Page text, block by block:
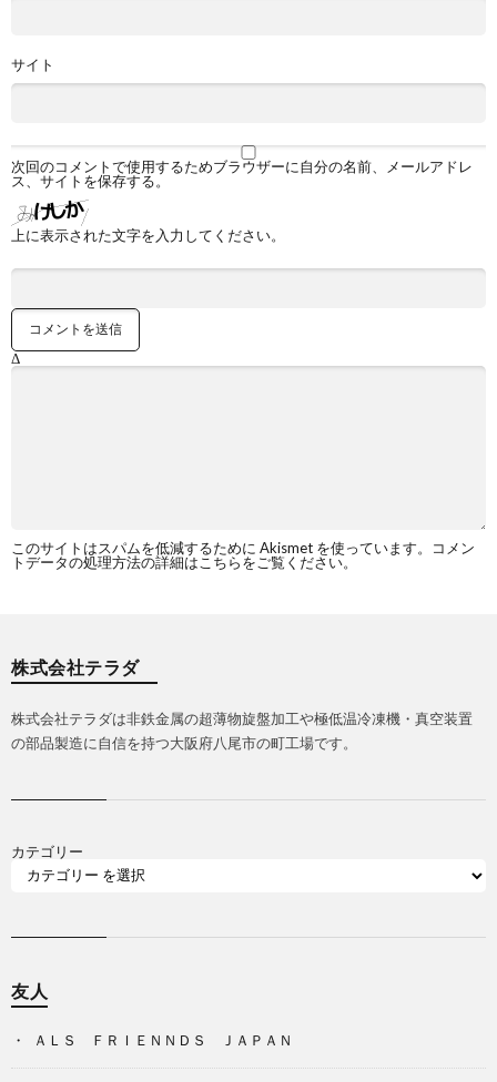
サイト
次回のコメントで使用するためブラウザーに自分の名前、メールアドレ
ス、サイトを保存する。
上に表示された文字を入力してください。
Δ
このサイトはスパムを低減するために Akismet を使っています。
コメン
トデータの処理方法の詳細はこちらをご覧ください。
株式会社テラダ
株式会社テラダは非鉄金属の超薄物旋盤加工や極低温冷凍機・真空装置
の部品製造に自信を持つ大阪府八尾市の町工場です。
カテゴリー
友人
ＡＬＳ ＦＲＩＥＮＮＤＳ ＪＡＰＡＮ